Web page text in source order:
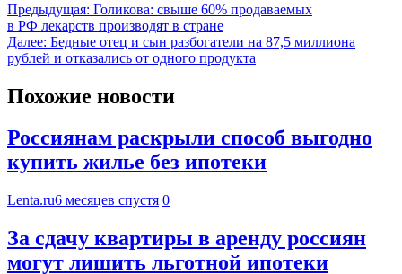
Предыдущая: Голикова: свыше 60% продаваемых
в РФ лекарств производят в стране
Далее: Бедные отец и сын разбогатели на 87,5 миллиона
рублей и отказались от одного продукта
Похожие новости
Россиянам раскрыли способ выгодно
купить жилье без ипотеки
Lenta.ru6 месяцев спустя 0
За сдачу квартиры в аренду россиян
могут лишить льготной ипотеки